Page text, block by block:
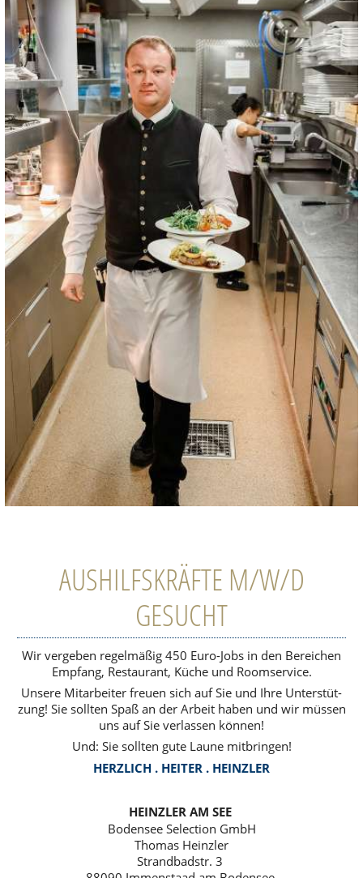
AUSHILFSKRÄFTE M/W/D
GESUCHT
Wir ver­ge­ben regel­mä­ßig 450 Euro-Jobs in den Berei­chen
Empfang, Restau­rant, Küche und Room­ser­vice.
Unsere Mit­ar­bei­ter freuen sich auf Sie und Ihre Unter­stüt­
zung! Sie sollten Spaß an der Arbeit haben und wir müssen
uns auf Sie ver­las­sen können!
Und: Sie sollten gute Laune mit­brin­gen!
HERZ­LICH . HEITER . HEINZ­LER
HEINZ­LER AM SEE
Boden­see Selec­tion GmbH
Thomas Heinz­ler
Strand­bad­str. 3